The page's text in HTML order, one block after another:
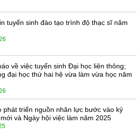
tuyển sinh đào tạo trình độ thạc sĩ năm
về việc tuyển sinh Đại học liên thông;
đại học thứ hai hệ vừa làm vừa học năm
phát triển nguồn nhân lực bước vào kỷ
và Ngày hội việc làm năm 2025